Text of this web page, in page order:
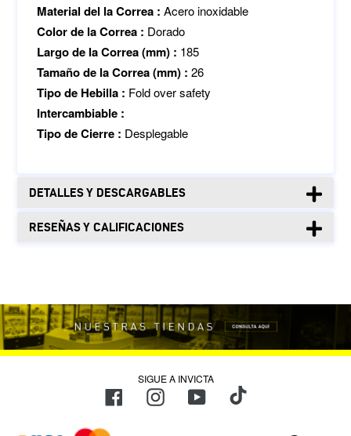
Material del la Correa :Acero inoxidable
Color de la Correa : Dorado
Largo de la Correa (mm) : 185
Tamaño de la Correa (mm) :26
Tipo de Hebilla : Fold over safety
Intercambiable :
Tipo de Cierre : Desplegable
DETALLES Y DESCARGABLES
RESEÑAS Y CALIFICACIONES
SIGUE A INVICTA
FacebookInstagramYouTubeTikTok